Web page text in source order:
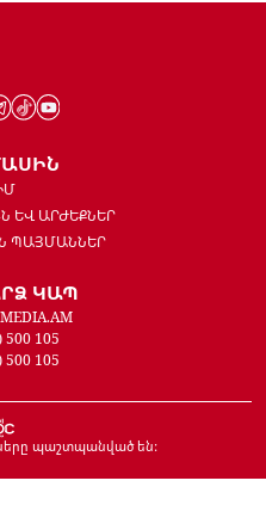
ԵՎ ԱՐԺԵՔՆԵՐ
ՊԱՅՄԱՆՆԵՐ
ԿԱՊ
500 105
500 105
պաշտպանված են: